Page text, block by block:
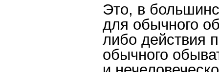
Это, в
для обычного
либо действия
обычного